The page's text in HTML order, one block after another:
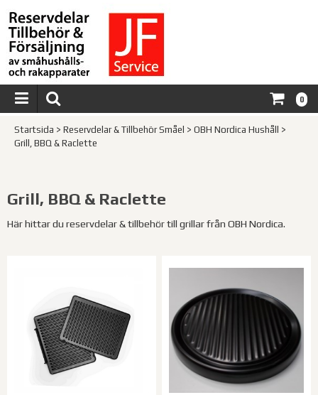
0
Startsida > Reservdelar & Tillbehör Småel > OBH Nordica Hushåll
>
Grill, BBQ & Raclette
Grill, BBQ & Raclette
Här hittar du reservdelar & tillbehör till grillar från OBH Nordica.